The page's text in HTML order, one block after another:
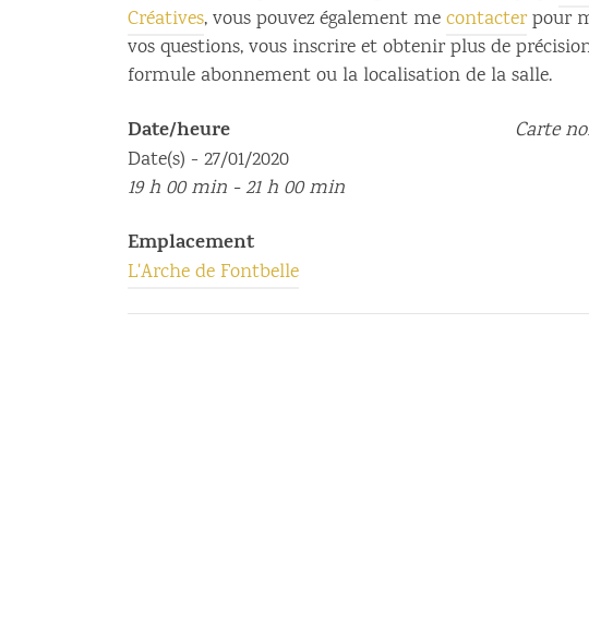
Créatives, vous pouvez également mecontacterpour
vos questions, vous inscrire et obtenir plus de
formule abonnement ou la localisation de la salle.
Carte
Date/heure
Date(s) - 27/01/2020
19 h 00 min - 21 h 00 min
Emplacement
L'Arche de Fontbelle